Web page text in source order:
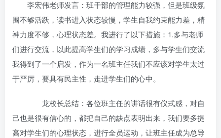
李宏伟老师发言：班干部的管理能力较强，但是班级氛
围不够活跃，读书进入状态较慢，学生自我约束能力差，精
神力度不够，心理状态差。我进行了以下措施：1.多与老师
们进行交流，以此提高学生们的学习成绩，多与学生们交流
我得到了一个启发，作为一名班主任我们不应该对学生太过
于严厉，要具有民主性，走进学生们的心中。
龙校长总结：各位班主任的讲话很有仪式感，对自
己也是很有信心的，都把自己的缺点表明出来，我们要多提
高对学生们的心理状态，进行全员运动，让班主任成为总导